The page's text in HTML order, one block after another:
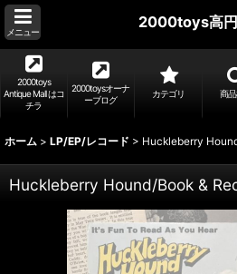
メニュー
2000toys高
2000toys
Antique Mall はコ
チラ
2000toysオーナ
ーブログ
カテゴリ 商
ホーム > LP/EP/レコード > Huckleberry
Huckleberry Hound/Book &